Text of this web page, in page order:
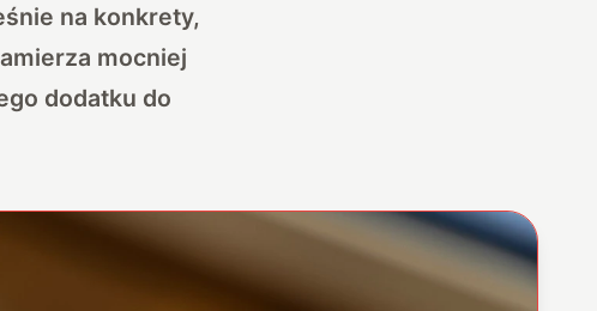
na konkrety,
mocniej
dodatku do